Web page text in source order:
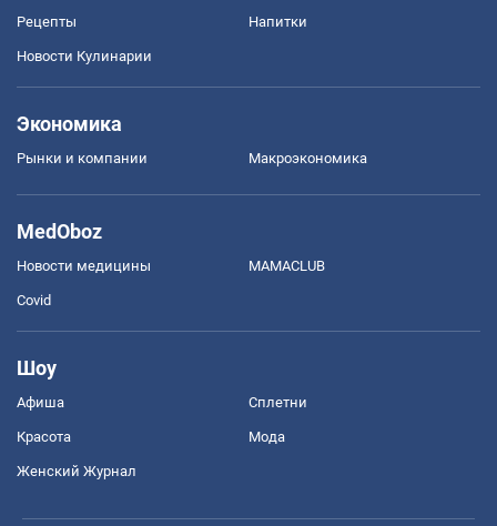
Рецепты Напитки
Новости Кулинарии
Экономика
Рынки и компании Mакроэкономика
MedOboz
Новости медицины MAMACLUB
Covid
Шоу
Афиша Сплетни
Красота Мода
Женский Журнал